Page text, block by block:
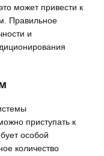
может привести к
Правильное
и
приступать к
особой
количество